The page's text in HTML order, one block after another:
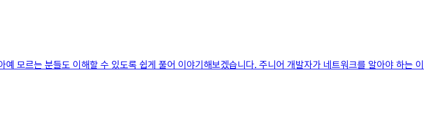
모르는 분들도 이해할 수 있도록 쉽게 풀어 이야기해보겠습니다. 주니어 개발자가 네트워크를 알아야 하는 이